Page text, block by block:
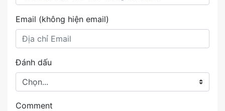
Email (không hiện email)
Đánh dấu
Comment